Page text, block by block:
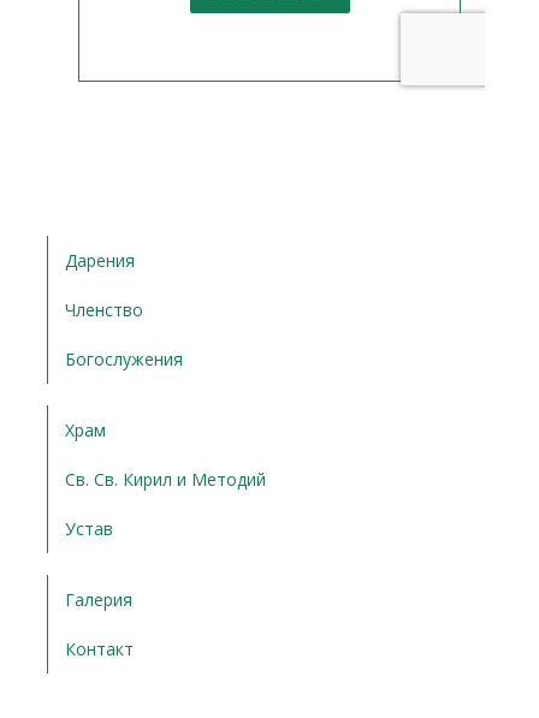
Дарения
Членство
Богослужения
Храм
Св. Св. Кирил и Методий
Устав
Галерия
Контакт